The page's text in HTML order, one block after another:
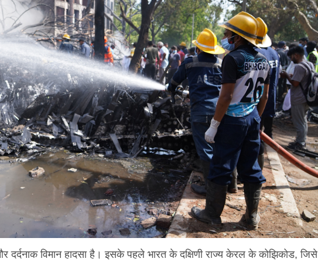
दर्दनाक विमान हादसा है। इसके पहले भारत के दक्षिणी राज्य केरल के कोझिकोड, जिसे